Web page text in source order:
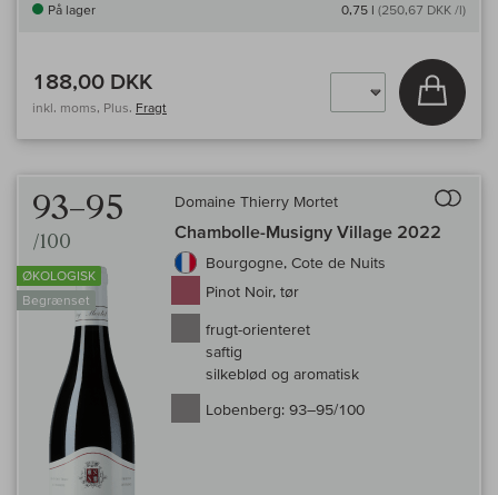
På lager 0,75 l (250,67 DKK /l)
188,00 DKK
inkl. moms, Plus. Fragt
Læg i
93–95
/100
ØKOLOGISK
Begrænset
Domaine Thierry Mortet
Chambolle-Musigny Village 2022
Bourgogne, Cote de Nuits
Pinot Noir, tør
frugt-orienteret
saftig
silkeblød og aromatisk
Lobenberg: 93–95/100